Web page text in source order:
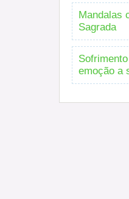
Mandalas
Sagrada
emoção a